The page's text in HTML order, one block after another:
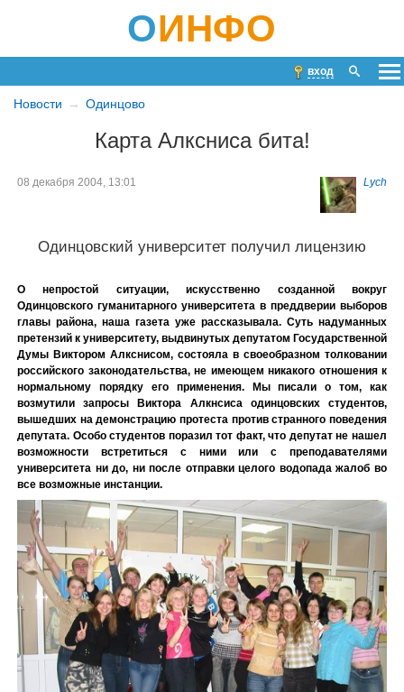
ОИНФО
вход
Новости Одинцово
Карта Алксниса бита!
Lych
08 декабря 2004, 13:01
Одинцовский университет получил лицензию
О непростой ситуации, искусственно созданной вокруг
Одинцовского гуманитарного университета в преддверии выборов
главы района, наша газета уже рассказывала. Суть надуманных
претензий к университету, выдвинутых депутатом Государственной
Думы Виктором Алкснисом, состояла в своеобразном толковании
российского законодательства, не имеющем никакого отношения к
нормальному порядку его применения. Мы писали о том, как
возмутили запросы Виктора Алкнсиса одинцовских студентов,
вышедших на демонстрацию протеста против странного поведения
депутата. Особо студентов поразил тот факт, что депутат не нашел
возможности встретиться с ними или с преподавателями
университета ни до, ни после отправки целого водопада жалоб во
все возможные инстанции.